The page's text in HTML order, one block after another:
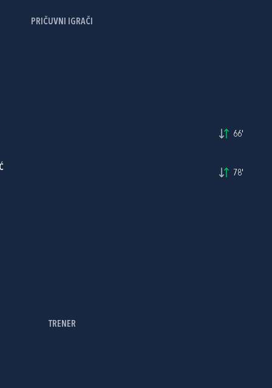
PRIČUVNI IGRAČI
66'
78'
TRENER